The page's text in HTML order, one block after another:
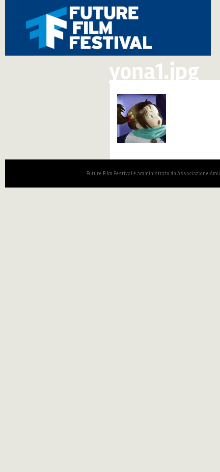
yona1.jpg
Future Film Festival è amministrato da Associazione